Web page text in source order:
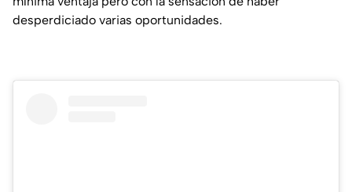
desperdiciado varias oportunidades.